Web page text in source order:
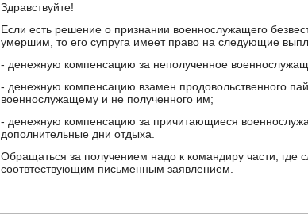
Здравствуйте!
Если есть решение о признании военнослужащего
умершим, то его супруга имеет право на следующие
- денежную компенсацию за неполученное
- денежную компенсацию взамен продовольственного
военнослужащему и не полученного им;
- денежную компенсацию за причитающиеся
дополнительные дни отдыха.
Обращаться за получением надо к командиру части, где
соотвтествующим письменным заявлением.